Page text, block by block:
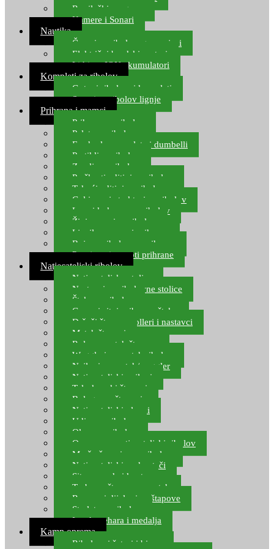
Ronilački program
Kamere i Sonari
Nautika
Čamci za ribolov, gumenjaci
Električni brodski motori
Lithium ION akumulatori
Kompleti za ribolov
Gotovi ribolovni kompleti
Setovi za ribolov lignje
Prihrana i mamci
Prihrana za ribolov
Pelete za ribolov
Feeder lovne pelete i dumbelli
Partikli za ribolov
Zemlja za ribolov
Praškasti aditivi za ribolov
Tekući aditivi za ribolov
Gel i sprej atraktori za ribolov
Lovni kukuruz za ribolov
Živi mamci za ribolov
Ljepilo za crve i prihranu
Boje za ribolovnu prihranu
Provjereni recepti prihrane
Natjecateljski ribolov
Natjecateljske stolice
Nastavci za ribolovne stolice
Šteke za ribolov
Gume i sitni pribor za šteku
Držači štapova rolleri i nastavci
Match štapovi
Role za match štapove
Waggleri za match ribolov
Najloni za match/waggler
Natjecateljski najloni
Teleskopski štapovi
Bolognese štapovi
Natjecateljski plovci
Udice za ribolov
Olovo za ribolov
Oprema za natjecateljski ribolov
Mreže čuvarice za ribolov
Natjecateljski podmetači
Sito, posude i kante
Torbe za štapove – match
Rezervni dijelovi za štapove
Starlete za ribolov
Izrada pehara i medalja
Kamp oprema
Ribolovni šatori i bivvy